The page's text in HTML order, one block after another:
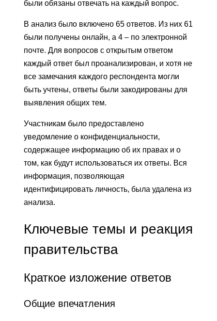
были обязаны отвечать на каждый вопрос.
В анализ было включено 65 ответов. Из них 61
были получены онлайн, а 4 – по электронной
почте. Для вопросов с открытым ответом
каждый ответ был проанализирован, и хотя не
все замечания каждого респондента могли
быть учтены, ответы были закодированы для
выявления общих тем.
Участникам было предоставлено
уведомление о конфиденциальности,
содержащее информацию об их правах и о
том, как будут использоваться их ответы. Вся
информация, позволяющая
идентифицировать личность, была удалена из
анализа.
Ключевые темы и реакция
правительства
Краткое изложение ответов
Общие впечатления